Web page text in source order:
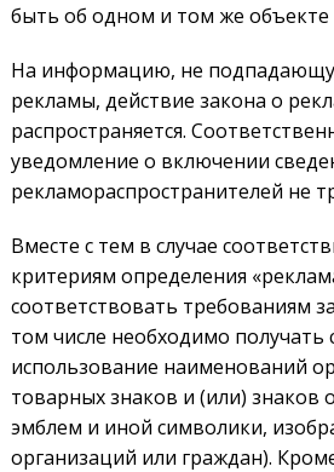
быть об одном и том же объекте
На информацию, не
рекламы, действие закона о
распространяется.
уведомление о включении
рекламораспространителей не
Вместе с тем в случае
критериям определения
соответствовать требованиям
том числе необходимо получать
использование наименований
товарных знаков и (или) знаков
эмблем и иной символики,
организаций или граждан).